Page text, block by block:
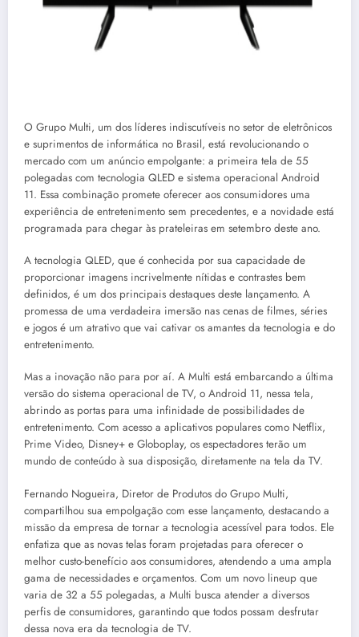
O Grupo Multi, um dos líderes indiscutíveis no setor de eletrônicos
e suprimentos de informática no Brasil, está revolucionando o
mercado com um anúncio empolgante: a primeira tela de 55
polegadas com tecnologia QLED e sistema operacional Android
11. Essa combinação promete oferecer aos consumidores uma
experiência de entretenimento sem precedentes, e a novidade está
programada para chegar às prateleiras em setembro deste ano.
A tecnologia QLED, que é conhecida por sua capacidade de
proporcionar imagens incrivelmente nítidas e contrastes bem
definidos, é um dos principais destaques deste lançamento. A
promessa de uma verdadeira imersão nas cenas de filmes, séries
e jogos é um atrativo que vai cativar os amantes da tecnologia e do
entretenimento.
Mas a inovação não para por aí. A Multi está embarcando a última
versão do sistema operacional de TV, o Android 11, nessa tela,
abrindo as portas para uma infinidade de possibilidades de
entretenimento. Com acesso a aplicativos populares como Netflix,
Prime Video, Disney+ e Globoplay, os espectadores terão um
mundo de conteúdo à sua disposição, diretamente na tela da TV.
Fernando Nogueira, Diretor de Produtos do Grupo Multi,
compartilhou sua empolgação com esse lançamento, destacando a
missão da empresa de tornar a tecnologia acessível para todos. Ele
enfatiza que as novas telas foram projetadas para oferecer o
melhor custo-benefício aos consumidores, atendendo a uma ampla
gama de necessidades e orçamentos. Com um novo lineup que
varia de 32 a 55 polegadas, a Multi busca atender a diversos
perfis de consumidores, garantindo que todos possam desfrutar
dessa nova era da tecnologia de TV.